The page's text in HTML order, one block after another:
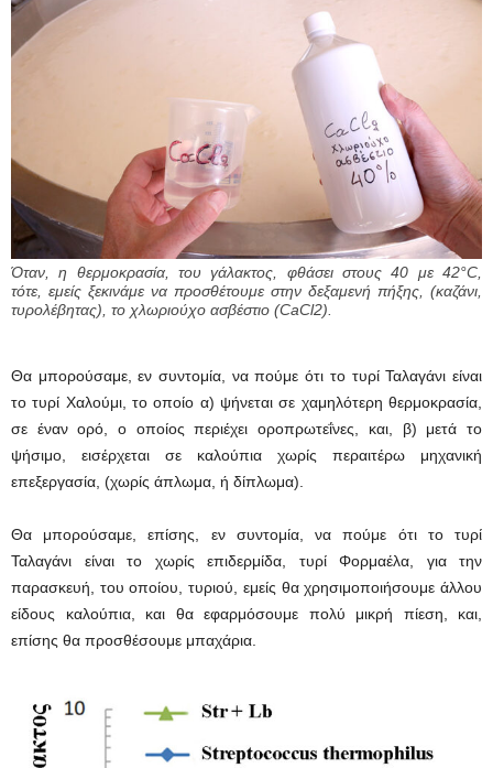
Όταν, η θερμοκρασία, του γάλακτος, φθάσει στους 40 με 42°C,
τότε, εμείς ξεκινάμε να προσθέτουμε στην δεξαμενή πήξης, (καζάνι,
τυρολέβητας), το χλωριούχο ασβέστιο (CaCl2).
Θα μπορούσαμε, εν συντομία, να πούμε ότι το τυρί Ταλαγάνι είναι
το τυρί Χαλούμι, το οποίο α) ψήνεται σε χαμηλότερη θερμοκρασία,
σε έναν ορό, ο οποίος περιέχει οροπρωτεΐνες, και, β) μετά το
ψήσιμο, εισέρχεται σε καλούπια χωρίς περαιτέρω μηχανική
επεξεργασία, (χωρίς άπλωμα, ή δίπλωμα).
Θα μπορούσαμε, επίσης, εν συντομία, να πούμε ότι το τυρί
Ταλαγάνι είναι το χωρίς επιδερμίδα, τυρί Φορμαέλα, για την
παρασκευή, του οποίου, τυριού, εμείς θα χρησιμοποιήσουμε άλλου
είδους καλούπια, και θα εφαρμόσουμε πολύ μικρή πίεση, και,
επίσης θα προσθέσουμε μπαχάρια.